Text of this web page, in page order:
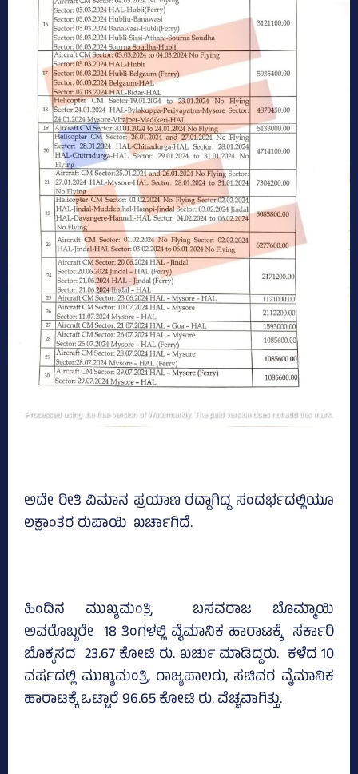
ಅದೇ ರೀತಿ ವಿಮಾನ ಪ್ರಯಾಣ ರದ್ದಾಗಿದ್ದ ಸಂದರ್ಭದಲ್ಲಿಯೂ
ಲಕ್ಷಾಂತರ ರುಪಾಯಿ ಖರ್ಚಾಗಿದೆ.
ಹಿಂದಿನ ಮುಖ್ಯಮಂತ್ರಿ ಬಸವರಾಜ ಬೊಮ್ಮಾಯಿ
ಅವರೊಬ್ಬರೇ 18 ತಿಂಗಳಲ್ಲಿ ವೈಮಾನಿಕ ಹಾರಾಟಕ್ಕೆ ಸರ್ಕಾರಿ
ಬೊಕ್ಕಸದ 23.67 ಕೋಟಿ ರು. ಖರ್ಚು ಮಾಡಿದ್ದರು. ಕಳೆದ 10
ವರ್ಷದಲ್ಲಿ ಮುಖ್ಯಮಂತ್ರಿ, ರಾಜ್ಯಪಾಲರು, ಸಚಿವರ ವೈಮಾನಿಕ
ಹಾರಾಟಕ್ಕೆ ಒಟ್ಟಾರೆ 96.65 ಕೋಟಿ ರು. ವೆಚ್ಚವಾಗಿತ್ತು.